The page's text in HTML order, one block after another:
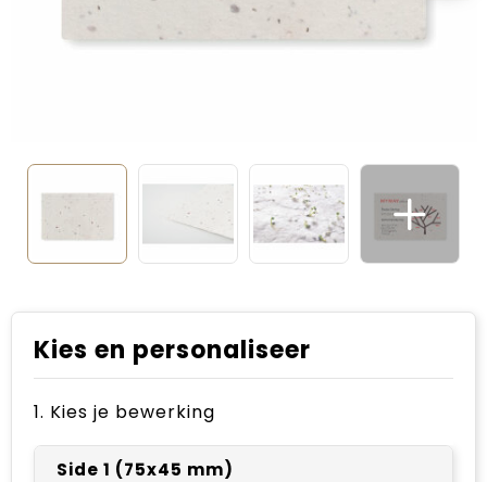
Zomergeschenken
Kies en personaliseer
1. Kies je bewerking
Side 1 (75x45 mm)